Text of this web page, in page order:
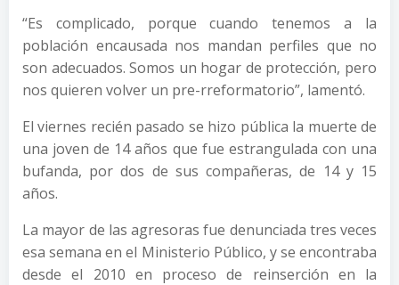
“Es complicado, porque cuando tenemos a la
población encausada nos mandan perfiles que no
son adecuados. Somos un hogar de protección, pero
nos quieren volver un pre-rreformatorio”, lamentó.
El viernes recién pasado se hizo pública la muerte de
una joven de 14 años que fue estrangulada con una
bufanda, por dos de sus compañeras, de 14 y 15
años.
La mayor de las agresoras fue denunciada tres veces
esa semana en el Ministerio Público, y se encontraba
desde el 2010 en proceso de reinserción en la